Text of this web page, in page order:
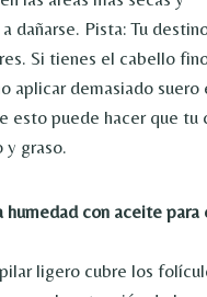
dañarse. Pista: Tu
Si tienes el cabello
aplicar demasiado suero
esto puede hacer que tu
y graso.
humedad con aceite para
ligero cubre los